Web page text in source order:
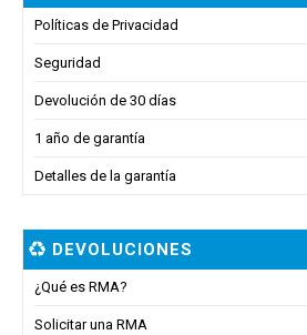
Políticas de Privacidad
Seguridad
Devolución de 30 días
1 año de garantía
Detalles de la garantía
DEVOLUCIONES
¿Qué es RMA?
Solicitar una RMA